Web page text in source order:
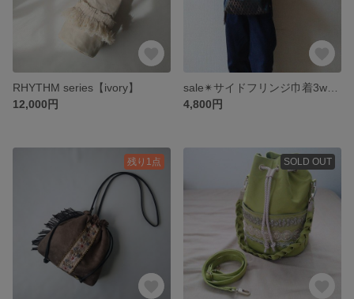
RHYTHM series【ivory】
12,000円
4,800円
残り1点 SOLD OUT